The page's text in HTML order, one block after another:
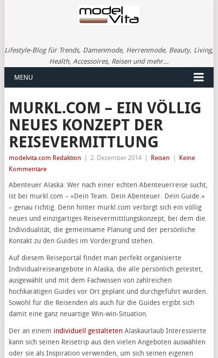
Lifestyle-Blog für Trends, Damenmode, Herrenmode, Beauty, Living,
Health, Accessoires, Reisen und mehr...
MENU
MURKL.COM – EIN VÖLLIG
NEUES KONZEPT DER
REISEVERMITTLUNG
modelvita.com Redaktion 2. Dezember 2014 Reisen
Keine
Kommentare
Abenteuer Alaska: Wer nach einer echten Abenteuerreise sucht,
ist bei murkl.com – »Dein Team. Dein Abenteuer. Dein Guide.«
– genau richtig. Denn hinter murkl.com verbirgt sich ein völlig
neues und einzigartiges Reisevermittlungskonzept, bei dem die
Individualität, die gemeinsame Planung und der persönliche
Kontakt zu den Guides im Vordergrund stehen.
Auf diesem Reiseportal findet man perfekt organisierte
Individualreiseangebote in Alaska, die alle persönlich getestet,
ausgewählt und mit dem Fachwissen von zahlreichen
hochkarätigen Guides vor Ort geplant und durchgeführt wurden.
Sowohl für die Reisenden als auch für die Guides ergibt sich
damit eine ganz neuartige Win-win-Situation.
Der an einem individuell gestaltetenAlaskaurlaub Interessierte
kann sich seinen Reisetrip aus den vielen Angeboten auswählen
oder sie als Inspiration verwenden, um sich seinen eigenen